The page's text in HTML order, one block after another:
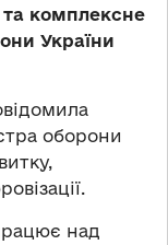
та комплексне
України
оборони
над